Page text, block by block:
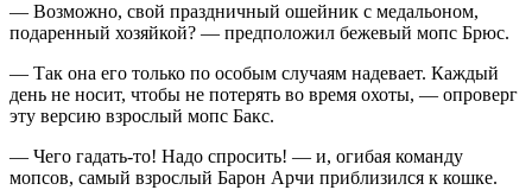
— Возможно, свой праздничный ошейник с медальоном,
подаренный хозяйкой? — предположил бежевый мопс Брюс.
— Так она его только по особым случаям надевает. Каждый
день не носит, чтобы не потерять во время охоты, — опроверг
эту версию взрослый мопс Бакс.
— Чего гадать-то! Надо спросить! — и, огибая команду
мопсов, самый взрослый Барон Арчи приблизился к кошке.